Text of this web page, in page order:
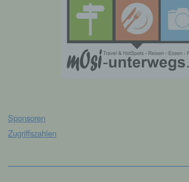
Sponsoren
Zugriffszahlen
unserer Dienste verhindert werden
diese Daten im Bedarfsfall
begangene Straftaten aufzuklären.
Speicherung dieser Daten zur
die Verarbeitung Verantwortlichen
Eine Weitergabe dieser Daten an
freiwilliger Angabe
dazu, der betroffenen Person Inhalte